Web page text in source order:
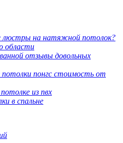
люстры на натяжной потолок?
области
отзывы довольных
понгс стоимость от
из пвх
в спальне